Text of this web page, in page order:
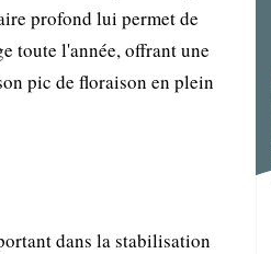
profond lui permet de
toute l'année, offrant une
pic de floraison en plein
dans la stabilisation